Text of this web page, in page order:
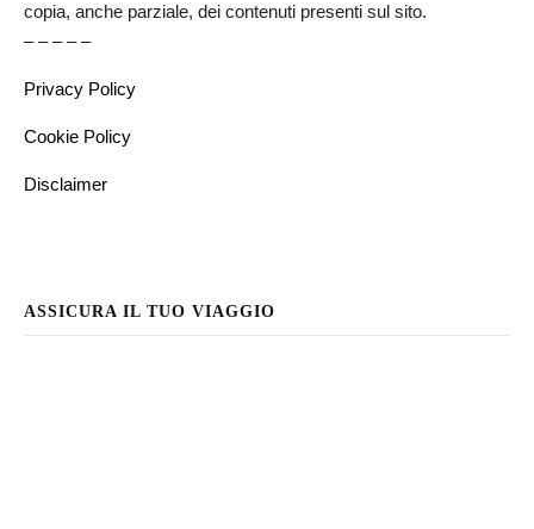
copia, anche parziale, dei contenuti presenti sul sito.
– – – – –
Privacy Policy
Cookie Policy
Disclaimer
ASSICURA IL TUO VIAGGIO